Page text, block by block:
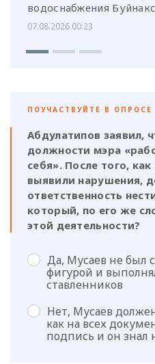
водоснабжения
07.08.2026 00:23
ПОУЧАСТВУЙТЕ В ОПРОСЕ
Абдулатипов заявил,
должности мэра
себя». После того,
выявили нарушения,
ответственность
который, по его же
этой деятельности?
Да, Мусаев не был
фигурой и
ставленников
Нет, Мусаев
как на всех
подпись и он знал